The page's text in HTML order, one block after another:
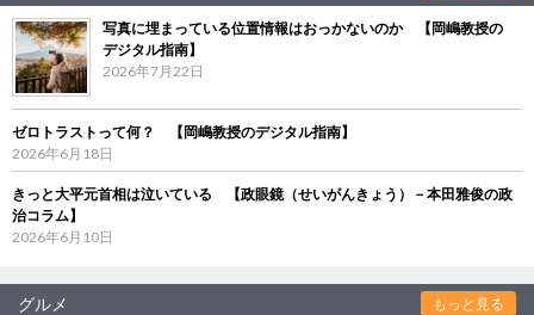
写真に埋まっている位置情報はおっかないのか 【岡嶋教授の
デジタル指南】
2026年7月22日
ゼロトラストって何？ 【岡嶋教授のデジタル指南】
2026年6月18日
きっと大平元首相は泣いている 【政眼鏡（せいがんきょう）－本田雅俊の政
治コラム】
2026年6月10日
グルメ もっと見る